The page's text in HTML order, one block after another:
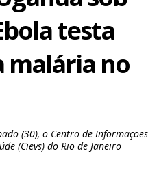
testa
malária no
(30), o Centro de Informações
(Cievs) do Rio de Janeiro